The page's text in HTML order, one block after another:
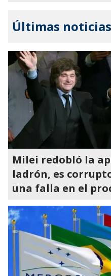
Últimas noticias
Milei redobló la
ladrón, es
una falla en el